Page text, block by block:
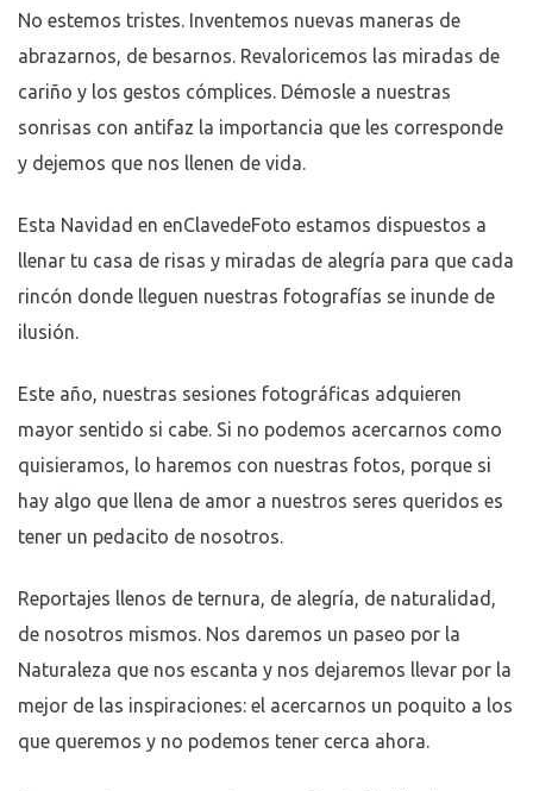
No estemos tristes. Inventemos nuevas maneras de
abrazarnos, de besarnos. Revaloricemos las miradas de
cariño y los gestos cómplices. Démosle a nuestras
sonrisas con antifaz la importancia que les corresponde
y dejemos que nos llenen de vida.
Esta Navidad en enClavedeFoto estamos dispuestos a
llenar tu casa de risas y miradas de alegría para que cada
rincón donde lleguen nuestras fotografías se inunde de
ilusión.
Este año, nuestras sesiones fotográficas adquieren
mayor sentido si cabe. Si no podemos acercarnos como
quisieramos, lo haremos con nuestras fotos, porque si
hay algo que llena de amor a nuestros seres queridos es
tener un pedacito de nosotros.
Reportajes llenos de ternura, de alegría, de naturalidad,
de nosotros mismos. Nos daremos un paseo por la
Naturaleza que nos escanta y nos dejaremos llevar por la
mejor de las inspiraciones: el acercarnos un poquito a los
que queremos y no podemos tener cerca ahora.